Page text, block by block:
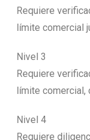
Requiere
límite comercial
Nivel 3
Requiere
límite comercial,
Nivel 4
Requiere